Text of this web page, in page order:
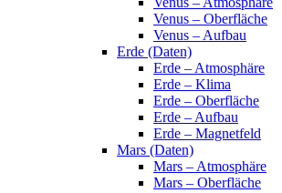
Venus – Oberfläche
Venus – Aufbau
Erde (Daten)
Erde – Atmosphäre
Erde – Klima
Erde – Oberfläche
Erde – Aufbau
Erde – Magnetfeld
Mars (Daten)
Mars – Atmosphäre
Mars – Oberfläche